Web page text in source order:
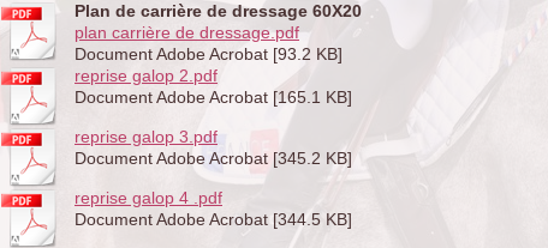
Plan de carrière de dressage 60X20
plan carrière de dressage.pdf
Document Adobe Acrobat [93.2 KB]
reprise galop 2.pdf
Document Adobe Acrobat [165.1 KB]
reprise galop 3.pdf
Document Adobe Acrobat [345.2 KB]
reprise galop 4 .pdf
Document Adobe Acrobat [344.5 KB]